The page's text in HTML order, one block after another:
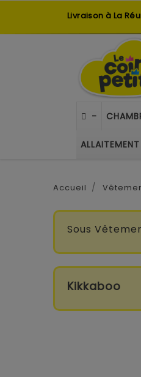
Livraison à La
-
ALLAITEMENT
Accueil
Sous
Kikkaboo